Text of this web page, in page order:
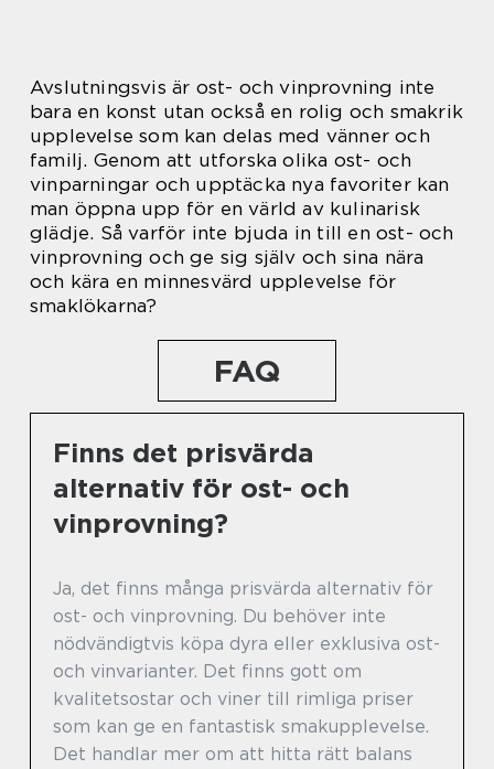
Avslutningsvis är ost- och vinprovning inte
bara en konst utan också en rolig och smakrik
upplevelse som kan delas med vänner och
familj. Genom att utforska olika ost- och
vinparningar och upptäcka nya favoriter kan
man öppna upp för en värld av kulinarisk
glädje. Så varför inte bjuda in till en ost- och
vinprovning och ge sig själv och sina nära
och kära en minnesvärd upplevelse för
smaklökarna?
FAQ
Finns det prisvärda
alternativ för ost- och
vinprovning?
Ja, det finns många prisvärda alternativ för
ost- och vinprovning. Du behöver inte
nödvändigtvis köpa dyra eller exklusiva ost-
och vinvarianter. Det finns gott om
kvalitetsostar och viner till rimliga priser
som kan ge en fantastisk smakupplevelse.
Det handlar mer om att hitta rätt balans